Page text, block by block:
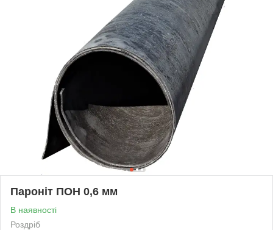
Пароніт ПОН 0,6 мм
В наявності
Роздріб